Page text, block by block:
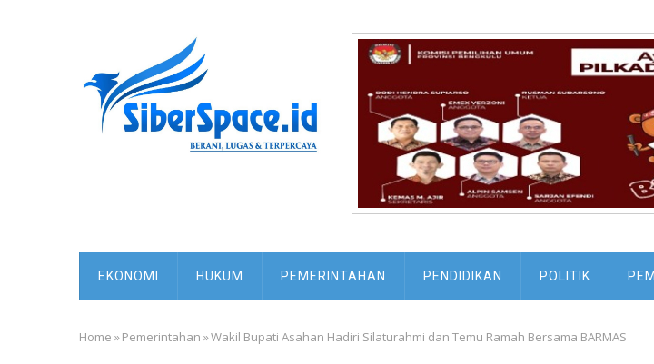
MAIN
NAVIGATION
EKONOMI HUKUM PEMERINTAHAN PENDIDIKAN POLITIK
Breadcrumb
Home »Pemerintahan »Wakil Bupati Asahan Hadiri Silaturahmi dan Temu Ramah Bersama BARMAS